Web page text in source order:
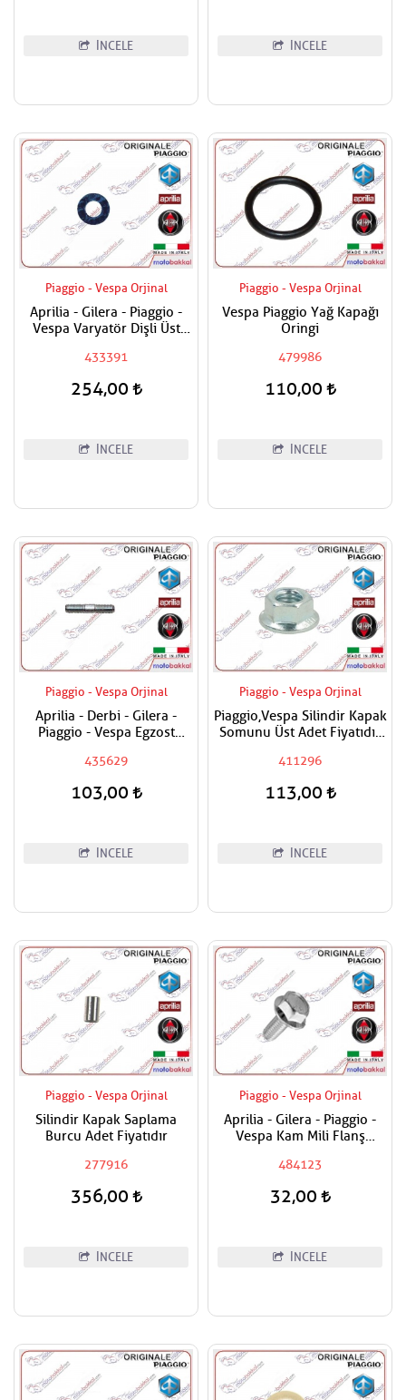
İNCELE İNCELE
Piaggio - Vespa Orjinal
Aprilia - Gilera - Piaggio -
Vespa Varyatör Dişli Üst
433391
254,00
İNCELE
Piaggio - Vespa Orjinal
Vespa Piaggio Yağ Kapağı
Oringi
479986
110,00
İNCELE
Piaggio - Vespa Orjinal
Aprilia - Derbi - Gilera -
Piaggio - Vespa Egzost
Fiyatıdır
435629
103,00
İNCELE
Piaggio - Vespa Orjinal
Piaggio,Vespa Silindir Kapak
Somunu Üst Adet Fiyatıdır
411296
113,00
İNCELE
Piaggio - Vespa Orjinal
Silindir Kapak Saplama
Burcu Adet Fiyatıdır
277916
356,00
İNCELE
Piaggio - Vespa Orjinal
Aprilia - Gilera - Piaggio -
Vespa Kam Mili Flanş
484123
32,00
İNCELE